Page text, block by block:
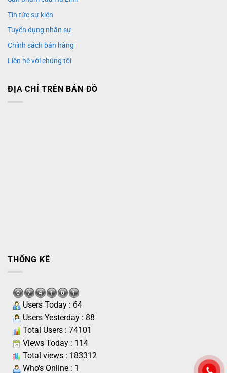
Tin tức sự kiện
Tuyển dụng nhân sự
Chính sách bán hàng
Liên hệ với chúng tôi
ĐỊA CHỈ TRÊN BẢN ĐỒ
THỐNG KÊ
Users Today : 64
Users Yesterday : 88
Total Users : 74101
Views Today : 114
Total views : 183312
Who's Online : 1